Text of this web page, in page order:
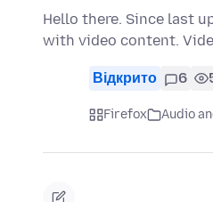
Hello there. Since last
with video content.
Відкрито 6
Firefox Audio